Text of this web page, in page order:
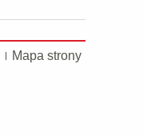
Mapa strony